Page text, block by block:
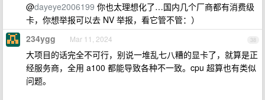
@dayeye2006199 你也太理想化了…国内几个厂商都有消费级
卡，你想举报可以去 NV 举报，看它管不管：）
38
234ygg Mar 11, 2024
大项目的话完全不可行，别说一堆乱七八糟的显卡了，就算是正
经服务商，全用 a100 都能导致各种不一致。cpu 超算也有类似
问题。